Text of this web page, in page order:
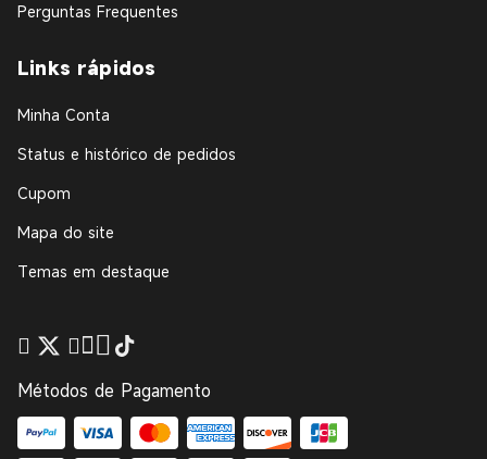
Perguntas Frequentes
Links rápidos
Minha Conta
Status e histórico de pedidos
Cupom
Mapa do site
Temas em destaque
Métodos de Pagamento